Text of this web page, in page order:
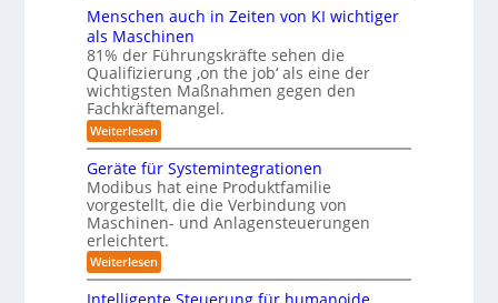
ü
r
R
o
b
o
t
i
k
u
n
d
ä
u
m
e
b
i
s
S
O
-
K
l
v
o
n
m
i
l
i
t
ä
r
i
s
c
h
e
r
B
o
o
n
e
n
-
S
c
h
w
i
ß
c
o
b
o
t
ä
s
e
n
t
a
t
i
o
n
v
o
n
E
n
c
y
Menschen auch in Zeiten von KI wichtiger
als Maschinen
81% der Führungskräfte sehen die
Qualifizierung ‚on the job‘ als eine der
wichtigsten Maßnahmen gegen den
Fachkräftemangel.
Weiterlesen:
M
n
s
c
h
e
n
a
u
Geräte für Systemintegrationen
Modibus hat eine Produktfamilie
vorgestellt, die die Verbindung von
Maschinen- und Anlagensteuerungen
erleichtert.
Weiterlesen:
G
e